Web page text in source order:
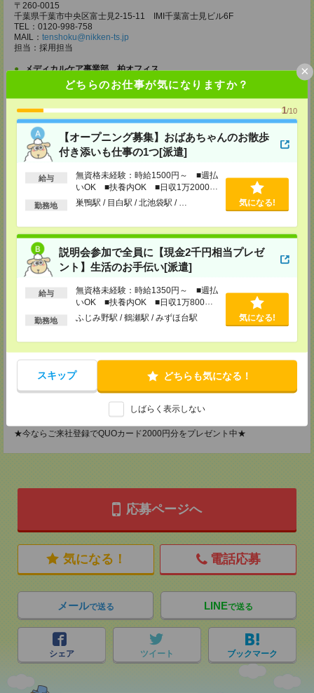
どちらのお仕事が気になりますか？
1/10
【オープニング募集】おばあちゃんのお散歩
付き添いも仕事の1つ[派遣]
給与
無資格未経験：時給1500円～ ■週払
いOK ■扶養内OK ■日収1万2000円
以上
勤務地 巣鴨駅 / 目白駅 / 北池袋駅 / … 気になる!
説明会参加で全員に【現金2千円相当プレゼ
ント】生活のお手伝い[派遣]
給与
無資格未経験：時給1350円～ ■週払
いOK ■扶養内OK ■日収1万800円
以上
勤務地 ふじみ野駅 / 鶴瀬駅 / みずほ台駅 気になる!
スキップ どちらも気になる！
しばらく表示しない
×
〒260-0015
千葉県千葉市中央区富士見2-15-11 IMI千葉富士見ビル6F
TEL：0120-998-758
MAIL： tenshoku@nikken-ts.jp
担当：採用担当
メディカルケア事業部 柏オフィス
千葉県柏市末広町5-19 第12関口ビル7F 705号室
TEL：0120-935-218
担当：採用担当
メディカルケア事業部 新宿オフィス
東京都新宿区新宿2-3-10 新宿御苑ビル6階
TEL：0120-457-235
tenshoku@nikken-ts.jp
担当：採用担当
メディカルケア事業部 立川事業所
TEL：0120-934-200
MAIL：tenshoku@nikken-ts.jp
担当：採用担当
メディカルケア事業部 町田オフィス
TEL：0120-453-285
tenshoku@nikken-ts.jp
担当：採用担当
2F B区画
TEL：0120-901-799
MAIL： tenshoku@nikken-ts.jp
担当：採用担当
★今ならご来社登録でQUOカード2000円分をプレゼント中★
応募ページへ
気になる！ 電話応募
メールで送る LINEで送る
シェア ツイート ブックマーク